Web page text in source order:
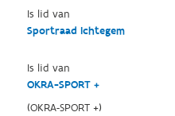
Is lid van
Sportraad Ichtegem
Is lid van
OKRA-SPORT +
(OKRA-SPORT +)